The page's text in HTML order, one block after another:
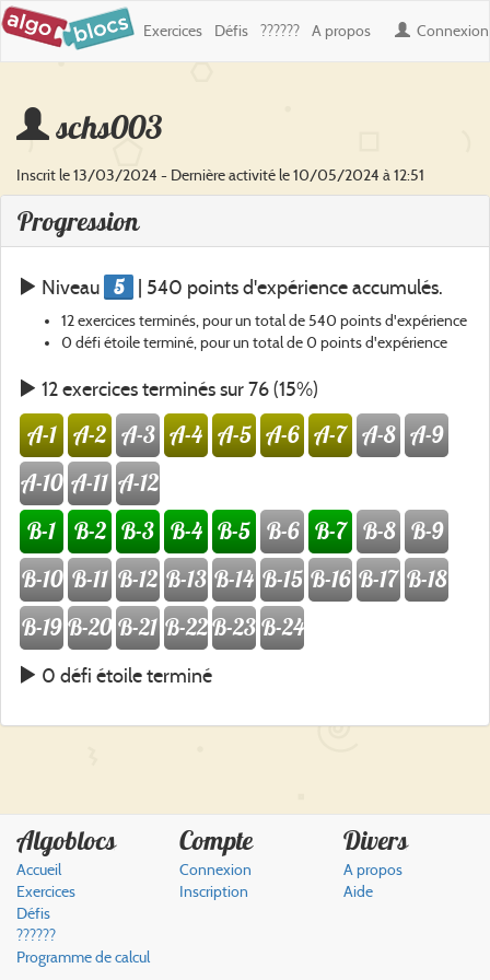
Connexion
Exercices Défis ?????? A propos
schs003
Inscrit le 13/03/2024 - Dernière activité le 10/05/2024 à 12:51
Progression
Niveau 5 | 540 points d'expérience accumulés.
12 exercices terminés, pour un total de 540 points d'expérience
0 défi étoile terminé, pour un total de 0 points d'expérience
12 exercices terminés sur 76 (15%)
A-1 A-2 A-3 A-4 A-5 A-6 A-7 A-8 A-9
A-10 A-11 A-12
B-1
B-2 B-3 B-4 B-5 B-6 B-7 B-8 B-9
B-10 B-11 B-12 B-13 B-14 B-15 B-16 B-17 B-18
B-19 B-20 B-21 B-22B-23B-24
0 défi étoile terminé
Algoblocs
Accueil
Exercices
Défis
??????
Programme de calcul
Compte
Connexion
Inscription
Divers
A propos
Aide